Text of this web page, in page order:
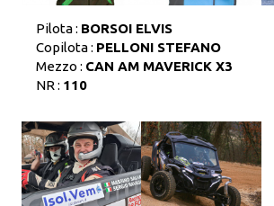
Pilota : BORSOI ELVIS
Copilota : PELLONI STEFANO
Mezzo : CAN AM MAVERICK X3
NR : 110